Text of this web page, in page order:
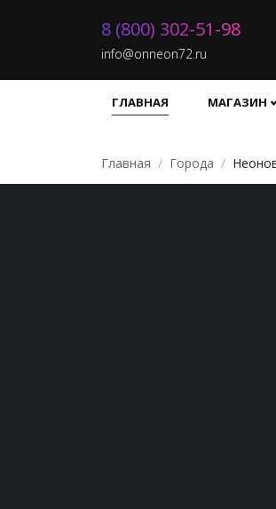
8 (800) 302-51-98
info@onneon72.ru
ГЛАВНАЯ МАГАЗИН
Главная Города